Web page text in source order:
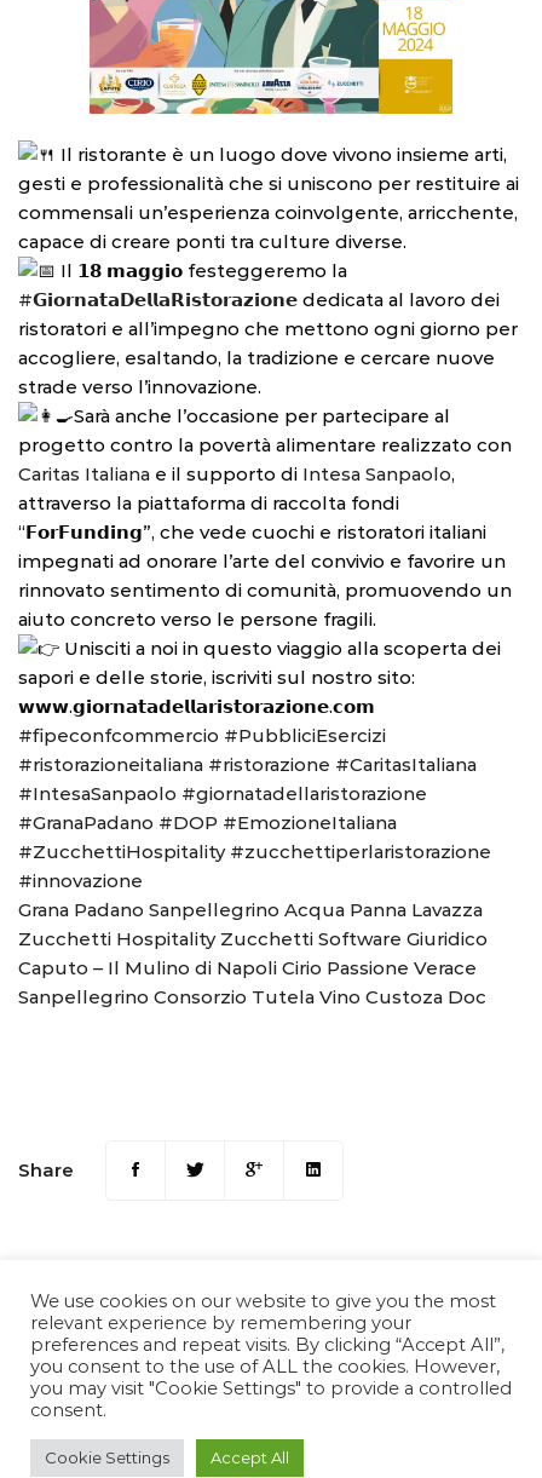
Il ristorante è un luogo dove vivono insieme arti,
gesti e professionalità che si uniscono per restituire ai
commensali un’esperienza coinvolgente, arricchente,
capace di creare ponti tra culture diverse.
Il 𝟭𝟴 𝗺𝗮𝗴𝗴𝗶𝗼 festeggeremo la
#𝗚𝗶𝗼𝗿𝗻𝗮𝘁𝗮𝗗𝗲𝗹𝗹𝗮𝗥𝗶𝘀𝘁𝗼𝗿𝗮𝘇𝗶𝗼𝗻𝗲 dedicata al lavoro dei
ristoratori e all’impegno che mettono ogni giorno per
accogliere, esaltando, la tradizione e cercare nuove
strade verso l’innovazione.
Sarà anche l’occasione per partecipare al
progetto contro la povertà alimentare realizzato con
Caritas Italiana e il supporto di Intesa Sanpaolo,
attraverso la piattaforma di raccolta fondi
“𝗙𝗼𝗿𝗙𝘂𝗻𝗱𝗶𝗻𝗴”, che vede cuochi e ristoratori italiani
impegnati ad onorare l’arte del convivio e favorire un
rinnovato sentimento di comunità, promuovendo un
aiuto concreto verso le persone fragili.
Unisciti a noi in questo viaggio alla scoperta dei
sapori e delle storie, iscriviti sul nostro sito:
𝘄𝘄𝘄.𝗴𝗶𝗼𝗿𝗻𝗮𝘁𝗮𝗱𝗲𝗹𝗹𝗮𝗿𝗶𝘀𝘁𝗼𝗿𝗮𝘇𝗶𝗼𝗻𝗲.𝗰𝗼𝗺
#fipeconfcommercio #PubbliciEsercizi
#ristorazioneitaliana #ristorazione #CaritasItaliana
#IntesaSanpaolo #giornatadellaristorazione
#GranaPadano #DOP #EmozioneItaliana
#ZucchettiHospitality #zucchettiperlaristorazione
#innovazione
Grana Padano Sanpellegrino Acqua Panna Lavazza
Zucchetti Hospitality Zucchetti Software Giuridico
Caputo – Il Mulino di Napoli Cirio Passione Verace
Sanpellegrino Consorzio Tutela Vino Custoza Doc
Share
Copyright © 2022 Confcommercio Trapani by
We use cookies on our website to give you the most
relevant experience by remembering your
preferences and repeat visits. By clicking “Accept All”,
you consent to the use of ALL the cookies. However,
you may visit "Cookie Settings" to provide a controlled
consent.
Cookie Settings Accept All